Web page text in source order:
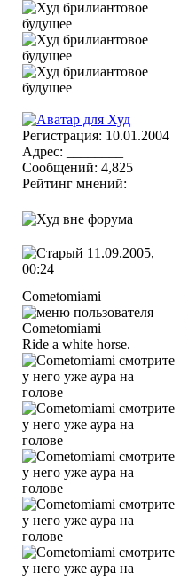
Регистрация: 10.01.2004
Адрес: ________
Сообщений: 4,825
Рейтинг мнений:
11.09.2005,
00:24
Cometomiami
Ride a white horse.